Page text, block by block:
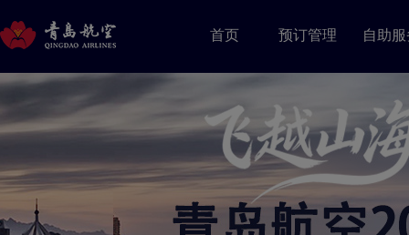
首页 预订管理 自助